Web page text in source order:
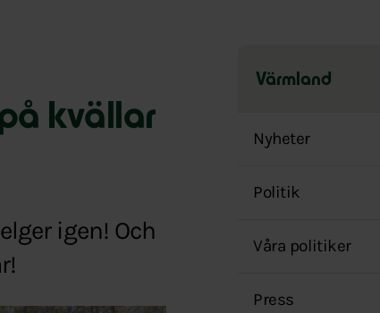
kvällar
igen! Och
Värmland
över
menyn
Nyheter
Politik
Våra politiker
Press